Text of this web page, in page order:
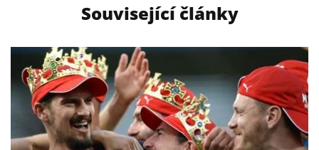
Související články